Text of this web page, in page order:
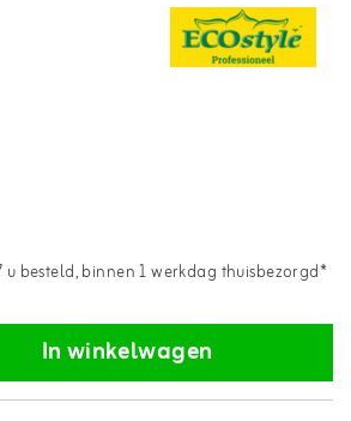
besteld, binnen 1 werkdag thuisbezorgd*
In winkelwagen